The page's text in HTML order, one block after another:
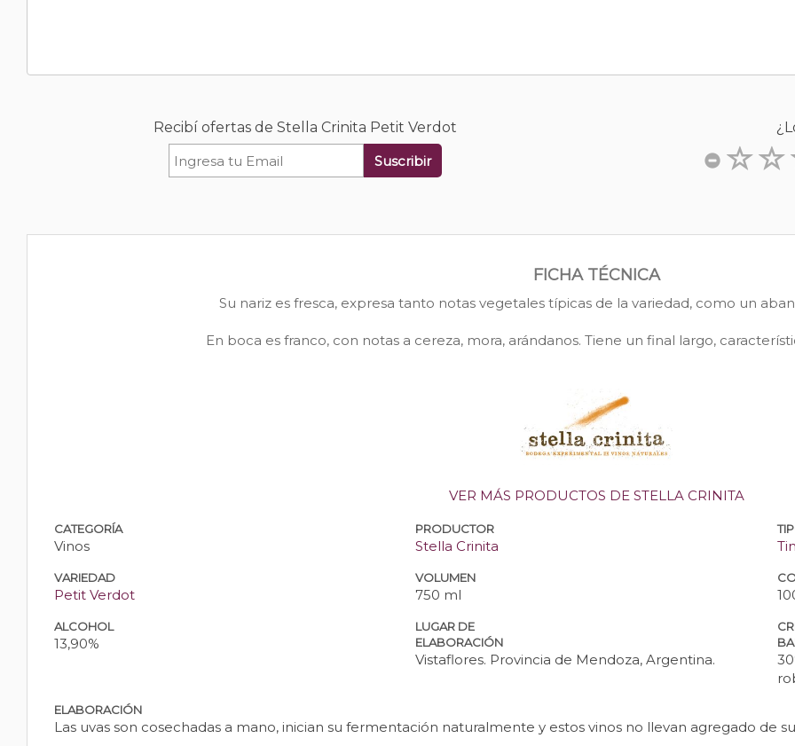
Recibí ofertas de Stella Crinita Petit Verdot
Suscribir
FICHA TÉCNICA
Su nariz es fresca, expresa tanto notas vegetales típicas de la variedad, como un
En boca es franco, con notas a cereza, mora, arándanos. Tiene un final largo,
VER MÁS PRODUCTOS DE STELLA CRINITA
CATEGORÍA
Vinos
PRODUCTOR
Stella Crinita
VARIEDAD
Petit Verdot
VOLUMEN
750 ml
ALCOHOL
13,90%
LUGAR DE
ELABORACIÓN
Vistaflores. Provincia de Mendoza, Argentina.
ELABORACIÓN
Las uvas son cosechadas a mano, inician su fermentación naturalmente y estos vinos no llevan agregado de